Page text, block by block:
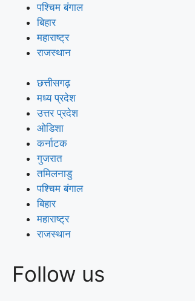
पश्चिम बंगाल
बिहार
महाराष्ट्र
राजस्थान
छत्तीसगढ़
मध्य प्रदेश
उत्तर प्रदेश
ओडिशा
कर्नाटक
गुजरात
तमिलनाडु
पश्चिम बंगाल
बिहार
महाराष्ट्र
राजस्थान
Follow us